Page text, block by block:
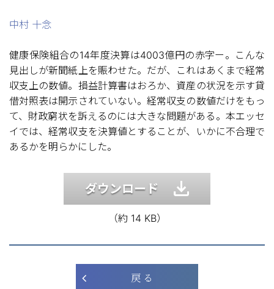
中村 十念
健康保険組合の14年度決算は4003億円の赤字ー。こんな
見出しが新聞紙上を賑わせた。だが、これはあくまで経常
収支上の数値。損益計算書はおろか、資産の状況を示す貸
借対照表は開示されていない。経常収支の数値だけをもっ
て、財政窮状を訴えるのには大きな問題がある。本エッセ
イでは、経常収支を決算値とすることが、いかに不合理で
あるかを明らかにした。
ダウンロード
（約 14 KB）
戻 る